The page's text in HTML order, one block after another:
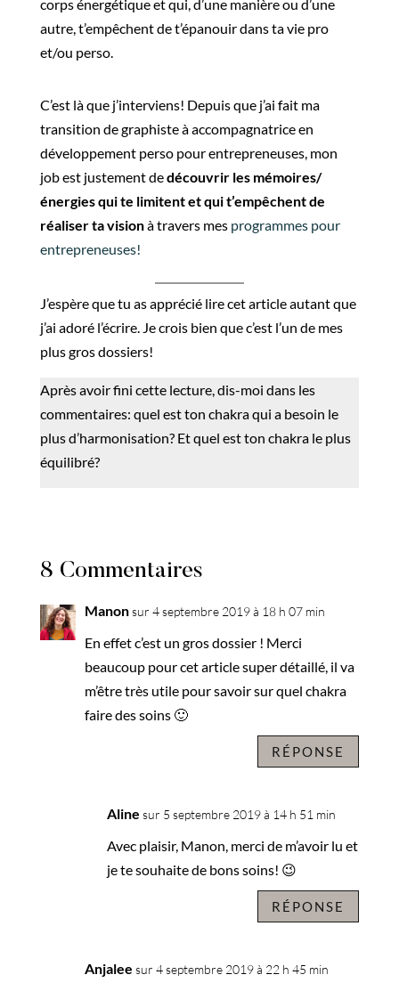
corps énergétique et qui, d’une manière ou d’une
autre, t’empêchent de t’épanouir dans ta vie pro
et/ou perso.
C’est là que j’interviens! Depuis que j’ai fait ma
transition de graphiste à accompagnatrice en
développement perso pour entrepreneuses, mon
job est justement dedécouvrir les mémoires/
énergies qui te limitent et qui t’empêchent de
réaliser ta visionà travers mes programmes pour
entrepreneuses!
J’espère que tu as apprécié lire cet article autant que
j’ai adoré l’écrire. Je crois bien que c’est l’un de mes
plus gros dossiers!
Après avoir fini cette lecture, dis-moi dans les
commentaires: quel est ton chakra qui a besoin le
plus d’harmonisation? Et quel est ton chakra le plus
équilibré?
8 Commentaires
Manonsur 4 septembre 2019 à 18 h 07 min
En effet c’est un gros dossier ! Merci
beaucoup pour cet article super détaillé, il va
m’être très utile pour savoir sur quel chakra
faire des soins 🙂
RÉPONSE
Aline sur 5 septembre 2019 à 14 h 51 min
Avec plaisir, Manon, merci de m’avoir lu et
je te souhaite de bons soins! 😉
RÉPONSE
Anjalee sur 4 septembre 2019 à 22 h 45 min